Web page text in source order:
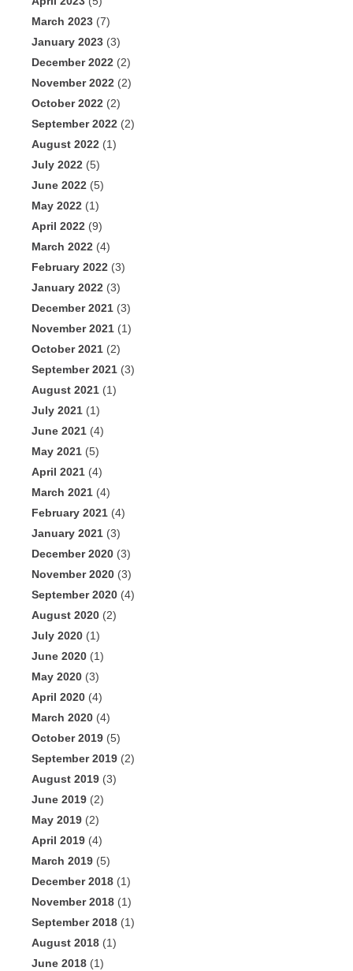
March 2023 (7)
January 2023 (3)
December 2022 (2)
November 2022 (2)
October 2022 (2)
September 2022 (2)
August 2022 (1)
July 2022 (5)
June 2022 (5)
May 2022 (1)
April 2022 (9)
March 2022 (4)
February 2022 (3)
January 2022 (3)
December 2021 (3)
November 2021 (1)
October 2021 (2)
September 2021 (3)
August 2021 (1)
July 2021 (1)
June 2021 (4)
May 2021 (5)
April 2021 (4)
March 2021 (4)
February 2021 (4)
January 2021 (3)
December 2020 (3)
November 2020 (3)
September 2020 (4)
August 2020 (2)
July 2020 (1)
June 2020 (1)
May 2020 (3)
April 2020 (4)
March 2020 (4)
October 2019 (5)
September 2019 (2)
August 2019 (3)
June 2019 (2)
May 2019 (2)
April 2019 (4)
March 2019 (5)
December 2018 (1)
November 2018 (1)
September 2018 (1)
August 2018 (1)
June 2018 (1)